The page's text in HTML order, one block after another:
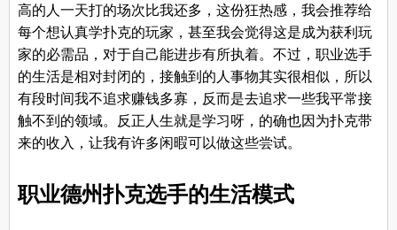
高的人一天打的场次比我还多，这份狂热感，我会推荐给
每个想认真学扑克的玩家，甚至我会觉得这是成为获利玩
家的必需品，对于自己能进步有所执着。不过，职业选手
的生活是相对封闭的，接触到的人事物其实很相似，所以
有段时间我不追求赚钱多寡，反而是去追求一些我平常接
触不到的领域。反正人生就是学习呀，的确也因为扑克带
来的收入，让我有许多闲暇可以做这些尝试。
职业德州扑克选手的生活模式